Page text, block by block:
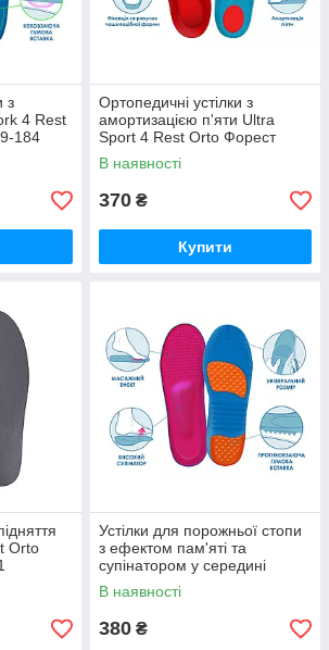
з
4 Rest
184
Ортопедичні устілки з
амортизацією п'яти Ultra
Sport 4 Rest Orto Форест
Орто 09-200
В наявності
370 ₴
Купити
Orto
Устілки для порожньої стопи
з ефектом пам'яті та
супінатором у середині
устілки Relax 4Rest Orto
Форест Орто 09-205
В наявності
380 ₴